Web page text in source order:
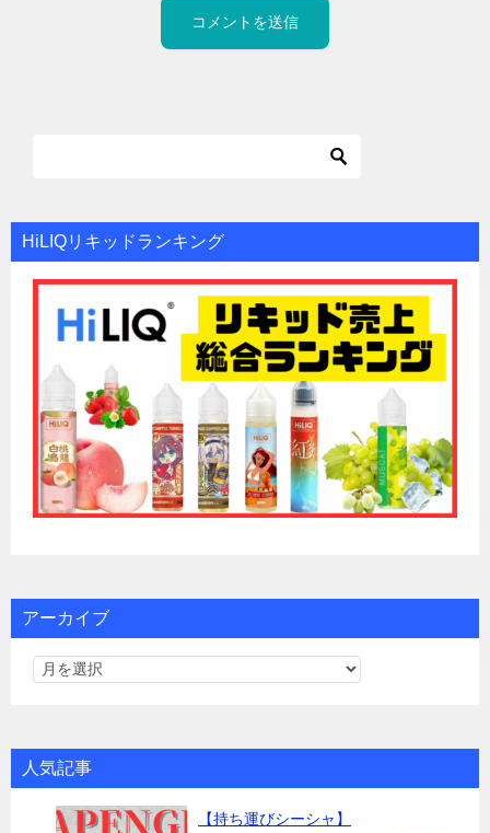
HiLIQリキッドランキング
アーカイブ
人気記事
【持ち運びシーシャ】